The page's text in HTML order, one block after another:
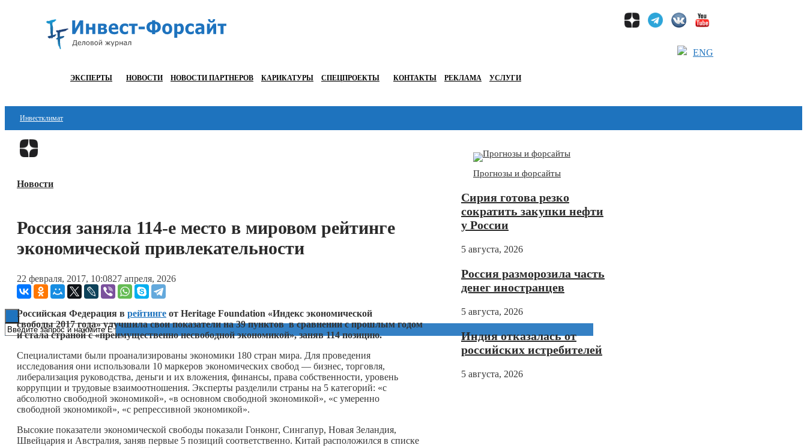
ENG
ЭКСПЕРТЫ НОВОСТИ НОВОСТИ ПАРТНЕРОВ КАРИКАТУРЫ СПЕЦПРОЕКТЫ КОНТАКТЫ РЕКЛАМА УСЛУГИ
Инвестклимат
Финансы
Блокчейн
Книги
Новости
Россия заняла 114-е место в мировом рейтинге
экономической привлекательности
22 февраля, 2017, 10:0827 апреля, 2026
Российская Федерация в рейтинге от Heritage Foundation «Индекс экономической
свободы 2017 года» улучшила свои показатели на 39 пунктов в сравнении с прошлым годом
и стала страной с «преимущественно несвободной экономикой», заняв 114 позицию.
Специалистами были проанализированы экономики 180 стран мира. Для проведения
исследования они использовали 10 маркеров экономических свобод — бизнес, торговля,
либерализация руководства, деньги и их вложения, финансы, права собственности, уровень
коррупции и трудовые взаимоотношения. Эксперты разделили страны на 5 категорий: «с
абсолютно свободной экономикой», «в основном свободной экономикой», «с умеренно
свободной экономикой», «с репрессивной экономикой».
Высокие показатели экономической свободы показали Гонконг, Сингапур, Новая Зеландия,
Швейцария и Австралия, заняв первые 5 позиций соответственно. Китай расположился в списке
Прогнозы и форсайты
Сирия готова резко
сократить закупки нефти
у России
5 августа, 2026
Россия разморозила часть
денег иностранцев
5 августа, 2026
Индия отказалась от
российских истребителей
5 августа, 2026